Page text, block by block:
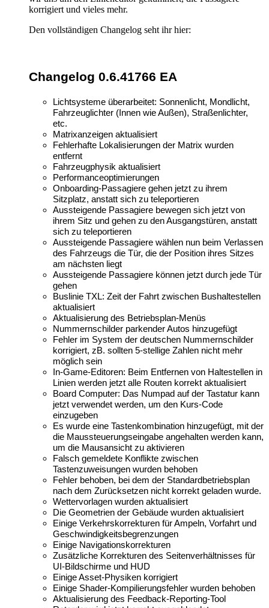
korrigiert und vieles mehr.
Den vollständigen Changelog seht ihr hier:
Changelog 0.6.41766 EA
Lichtsysteme überarbeitet: Sonnenlicht, Mondlicht,
Fahrzeuglichter (Innen wie Außen), Straßenlichter,
etc.
Matrixanzeigen aktualisiert
Fehlerhafte Lokalisierungen der Matrix wurden
entfernt
Fahrzeugphysik aktualisiert
Performanceoptimierungen
Onboarding-Passagiere gehen jetzt zu ihrem
Sitzplatz, anstatt sich zu teleportieren
Aussteigende Passagiere bewegen sich jetzt von
ihrem Sitz und gehen zu den Ausgangstüren, anstatt
sich zu teleportieren
Aussteigende Passagiere wählen nun beim Verlassen
des Fahrzeugs die Tür, die der Position ihres Sitzes
am nächsten liegt
Aussteigende Passagiere können jetzt durch jede Tür
gehen
Buslinie TXL: Zeit der Fahrt zwischen Bushaltestellen
aktualisiert
Aktualisierung des Betriebsplan-Menüs
Nummernschilder parkender Autos hinzugefügt
Fehler im System der deutschen Nummernschilder
korrigiert, zB. sollten 5-stellige Zahlen nicht mehr
möglich sein
In-Game-Editoren: Beim Entfernen von Haltestellen in
Linien werden jetzt alle Routen korrekt aktualisiert
Board Computer: Das Numpad auf der Tastatur kann
jetzt verwendet werden, um den Kurs-Code
einzugeben
Es wurde eine Tastenkombination hinzugefügt, mit der
die Maussteuerungseingabe angehalten werden kann,
um die Mausansicht zu aktivieren
Falsch gemeldete Konflikte zwischen
Tastenzuweisungen wurden behoben
Fehler behoben, bei dem der Standardbetriebsplan
nach dem Zurücksetzen nicht korrekt geladen wurde.
Wettervorlagen wurden aktualisiert
Die Geometrien der Gebäude wurden aktualisiert
Einige Verkehrskorrekturen für Ampeln, Vorfahrt und
Geschwindigkeitsbegrenzungen
Einige Navigationskorrekturen
Zusätzliche Korrekturen des Seitenverhältnisses für
UI-Bildschirme und HUD
Einige Asset-Physiken korrigiert
Einige Shader-Kompilierungsfehler wurden behoben
Aktualisierung des Feedback-Reporting-Tool